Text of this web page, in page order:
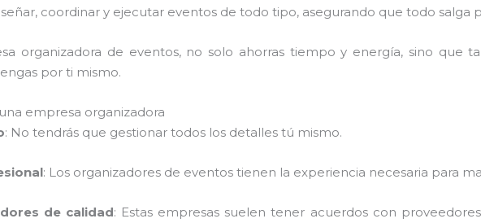
coordinar y ejecutar eventos de todo tipo, asegurando que todo salga
organizadora de eventos, no solo ahorras tiempo y energía, sino que
por ti mismo.
empresa organizadora
: No tendrás que gestionar todos los detalles tú mismo.
: Los organizadores de eventos tienen la experiencia necesaria para
de calidad: Estas empresas suelen tener acuerdos con